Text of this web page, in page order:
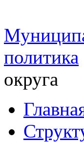
политика
округа